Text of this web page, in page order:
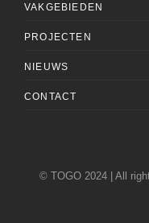
VAKGEBIEDEN
PROJECTEN
NIEUWS
CONTACT
© TOGO 2024 | All